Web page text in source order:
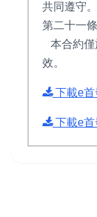
共同遵守。
第二十一
本合約僅
效。
下載e首
下載e首